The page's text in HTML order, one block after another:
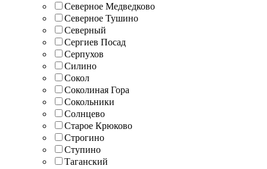
Северное Медведково
Северное Тушино
Северный
Сергиев Посад
Серпухов
Силино
Сокол
Соколиная Гора
Сокольники
Солнцево
Старое Крюково
Строгино
Ступино
Таганский